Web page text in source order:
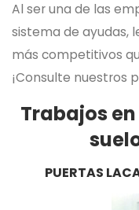
Al ser una de las
sistema de ayudas,
más competitivos
¡Consulte nuestros
Trabajos
PUERTAS